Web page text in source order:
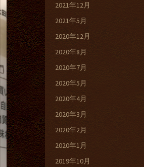
2021年12月
2021年5月
2020年12月
2020年8月
2020年7月
2020年5月
2020年4月
2020年3月
2020年2月
2020年1月
2019年10月